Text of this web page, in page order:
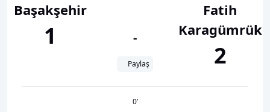
Başakşehir
1 -
Paylaş
Fatih
Karagümrük
2
0’